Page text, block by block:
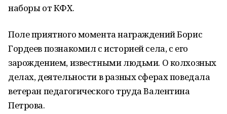
наборы от КФХ.
Поле приятного момента награждений Борис
Гордеев познакомил с историей села, с его
зарождением, известными людьми. О колхозных
делах, деятельности в разных сферах поведала
ветеран педагогического труда Валентина
Петрова.